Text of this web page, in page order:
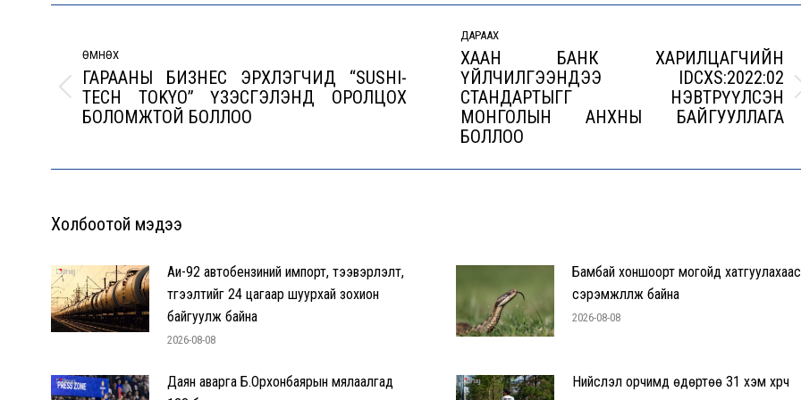
ӨМНӨХ
Previous
post:
ГАРААНЫ БИЗНЕС ЭРХЛЭГЧИД “SUSHI-
TECH TOKYO” ҮЗЭСГЭЛЭНД ОРОЛЦОХ
БОЛОМЖТОЙ БОЛЛОО
ДАРААХ
Next
post:
ХААН БАНК ХАРИЛЦАГЧИЙН
ҮЙЛЧИЛГЭЭНДЭЭ IDCXS:2022:02
СТАНДАРТЫГГ НЭВТРҮҮЛСЭН
МОНГОЛЫН АНХНЫ БАЙГУУЛЛАГА
БОЛЛОО
Холбоотой мэдээ
Аи-92 автобензиний импорт, тээвэрлэлт,
түгээлтийг 24 цагаар шуурхай зохион
байгуулж байна
2026-08-08
Бамбай хоншоорт могойд хатгуулахаас
сэрэмжлүүлж байна
2026-08-08
Даян аварга Б.Орхонбаярын мялаалгад
Нийслэл орчимд өдөртөө 31 хэм хүрч